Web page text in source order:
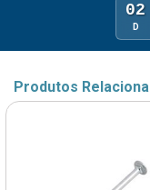
02
D
Produtos